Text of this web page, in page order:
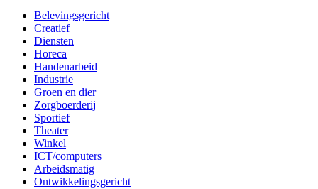
Belevingsgericht
Creatief
Diensten
Horeca
Handenarbeid
Industrie
Groen en dier
Zorgboerderij
Sportief
Theater
Winkel
ICT/computers
Arbeidsmatig
Ontwikkelingsgericht